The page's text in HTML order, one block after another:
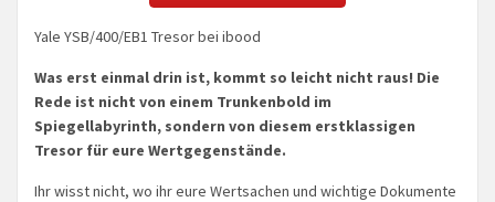
Yale YSB/400/EB1 Tresor bei ibood
Was erst einmal drin ist, kommt so leicht nicht raus! Die
Rede ist nicht von einem Trunkenbold im
Spiegellabyrinth, sondern von diesem erstklassigen
Tresor für eure Wertgegenstände.
Ihr wisst nicht, wo ihr eure Wertsachen und wichtige Dokumente